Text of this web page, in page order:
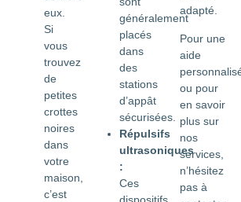
eux.
Si
vous
trouvez
de
petites
crottes
noires
dans
votre
maison,
c’est
généralement
placés
dans
des
stations
d’appât
sécurisées.
Répulsifs
ultrasoniques
:
Ces
dispositifs
adapté.
Pour une
aide
ou pour
en savoir
plus sur
nos
services,
n’hésitez
pas à